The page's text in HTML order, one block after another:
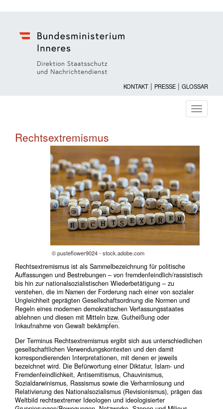
KONTAKT | PRESSE | GLOSSAR
ein-/
Rechtsextremismus
© pusteflower9024 - stock.adobe.com
Rechtsextremismus ist als Sammelbezeichnung für politische
Auffassungen und Bestrebungen – von fremdenfeindlich/rassistisch
bis hin zur nationalsozialistischen Wiederbetätigung – zu
verstehen, die im Namen der Forderung nach einer von sozialer
Ungleichheit geprägten Gesellschaftsordnung die Normen und
Regeln eines modernen demokratischen Verfassungsstaates
ablehnen und diesen mit Mitteln bzw. Gutheißung oder
Inkaufnahme von Gewalt bekämpfen.
Der Terminus Rechtsextremismus ergibt sich aus unterschiedlichen
gesellschaftlichen Verwendungskontexten und den damit
korrespondierenden Interpretationen, mit denen er jeweils
bezeichnet wird. Die Befürwortung einer Diktatur, Islam- und
Fremdenfeindlichkeit, Antisemitismus, Chauvinismus,
Sozialdarwinismus, Rassismus sowie die Verharmlosung und
Relativierung des Nationalsozialismus (Revisionismus), prägen das
Weltbild rechtsextremer Ideologen und ideologisierter